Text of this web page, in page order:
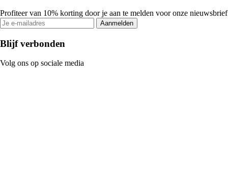
Profiteer van 10% korting door je aan te melden voor onze nieuwsbrief
Aanmelden
Blijf verbonden
Volg ons op sociale media